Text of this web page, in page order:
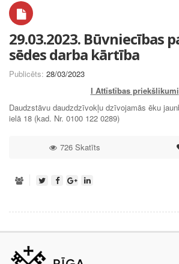
29.03.2023. Būvniecības
sēdes darba kārtība
Publicēts: 28/03/2023
I Attīstības priekšlikumi
Daudzstāvu daudzdzīvokļu dzīvojamās ēku
ielā 18 (kad. Nr. 0100 122 0289)
726 Skatīts